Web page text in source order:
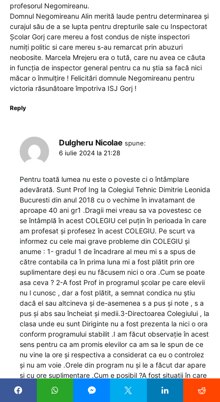
profesorul Negomireanu.
Domnul Negomireanu Alin merită laude pentru determinarea și
curajul său de a se lupta pentru drepturile sale cu Inspectorat
Școlar Gorj care mereu a fost condus de niște inspectori
numiți politic si care mereu s-au remarcat prin abuzuri
neobosite. Marcela Mrejeru era o tută, care nu avea ce căuta
in funcția de inspector general pentru ca nu știa sa facă nici
măcar o înmulțire ! Felicitări domnule Negomireanu pentru
victoria răsunătoare împotriva ISJ Gorj !
Reply
Dulgheru Nicolae spune:
6 iulie 2024 la 21:28
Pentru toată lumea nu este o poveste ci o întâmplare
adevărată. Sunt Prof Ing la Colegiul Tehnic Dimitrie Leonida
Bucuresti din anul 2018 cu o vechime în invatamant de
aproape 40 ani gr1 .Dragii mei vreau sa va povestesc ce
se întâmplă în acest COLEGIU cel puțin în perioada în care
am profesat și profesez în acest COLEGIU. Pe scurt va
informez cu cele mai grave probleme din COLEGIU și
anume : 1- gradul 1 de încadrare al meu mi s a spus de
către contabila ca în prima luna mi a fost plătit prin ore
suplimentare deși eu nu făcusem nici o ora .Cum se poate
asa ceva ? 2-A fost Prof in programul școlar pe care elevii
nu l cunosc , dar a fost plătit, a semnat condica nu știu
dacă el sau altcineva și de-asemenea s a pus și note , s a
pus și abs sau încheiat și medii.3-Directoarea Colegiului , la
clasa unde eu sunt Diriginte nu a fost prezenta la nici o ora
conform programului stabilit .I am făcut observație în acest
sens pentru ca am promis elevilor ca am sa le spun de ce
nu vine la ore și respectiva a considerat ca eu o controlez
și nu am voie .Orele din program nu și le a făcut dar apare
și cu ore suplimentare .Cum e posibil ?A fost situații în care
la ore a fost înlocuită de personalul de serviciu.4-Avem Prof
de Psihologie care își face prezenta de maxim doua -trei